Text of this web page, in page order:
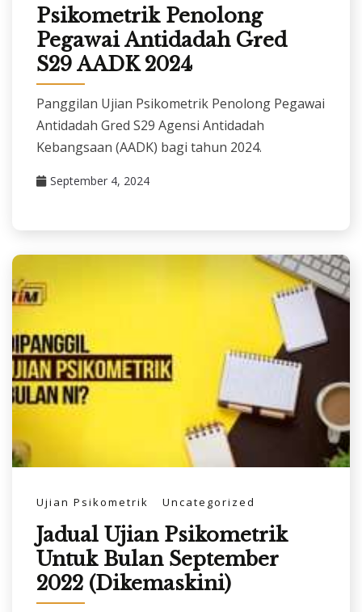
Psikometrik Penolong
Pegawai Antidadah Gred
S29 AADK 2024
Panggilan Ujian Psikometrik Penolong Pegawai
Antidadah Gred S29 Agensi Antidadah
Kebangsaan (AADK) bagi tahun 2024.
September 4, 2024
Ujian Psikometrik Uncategorized
Jadual Ujian Psikometrik
Untuk Bulan September
2022 (Dikemaskini)